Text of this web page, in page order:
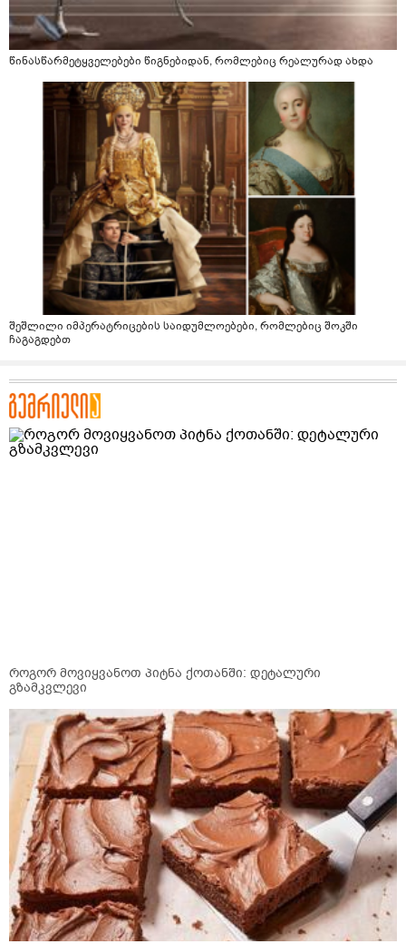
წინასწარმეტყველებები წიგნებიდან, რომლებიც რეალურად ახდა
შეშლილი იმპერატრიცების საიდუმლოებები, რომლებიც შოკში
ჩაგაგდებთ
როგორ მოვიყვანოთ პიტნა ქოთანში: დეტალური
გზამკვლევი